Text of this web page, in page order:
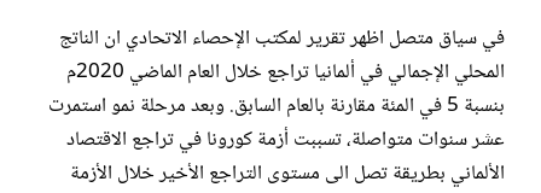
في سياق متصل اظهر تقرير لمكتب الإحصاء الاتحادي ان الناتج
المحلي الإجمالي في ألمانيا تراجع خلال العام الماضي 2020م
بنسبة 5 في المئة مقارنة بالعام السابق. وبعد مرحلة نمو استمرت
عشر سنوات متواصلة، تسببت أزمة كورونا في تراجع الاقتصاد
الألماني بطريقة تصل الى مستوى التراجع الأخير خلال الأزمة